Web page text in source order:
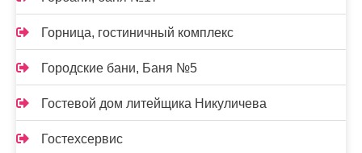
Горница, гостиничный комплекс
Городские бани, Баня №5
Гостевой дом литейщика Никуличева
Гостехсервис